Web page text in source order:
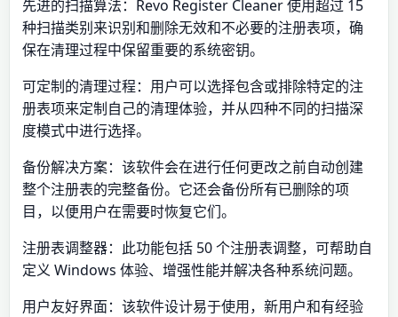
先进的扫描算法：Revo Register Cleaner 使用超过 15
种扫描类别来识别和删除无效和不必要的注册表项，确
保在清理过程中保留重要的系统密钥。
可定制的清理过程：用户可以选择包含或排除特定的注
册表项来定制自己的清理体验，并从四种不同的扫描深
度模式中进行选择。
备份解决方案：该软件会在进行任何更改之前自动创建
整个注册表的完整备份。它还会备份所有已删除的项
目，以便用户在需要时恢复它们。
注册表调整器：此功能包括 50 个注册表调整，可帮助自
定义 Windows 体验、增强性能并解决各种系统问题。
用户友好界面：该软件设计易于使用，新用户和有经验